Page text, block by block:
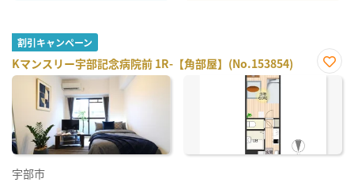
割引キャンペーン
Kマンスリー宇部記念病院前 1R-【角部屋】(No.153854)
お気
宇部市